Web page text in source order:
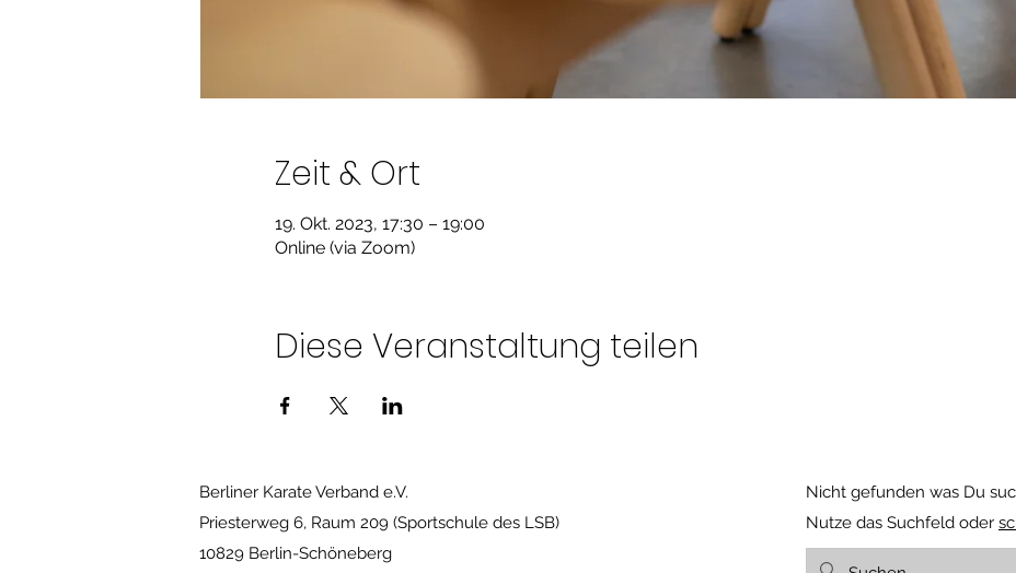
Zeit & Ort
19. Okt. 2023, 17:30 – 19:00
Online (via Zoom)
Diese Veranstaltung teilen
Berliner Karate Verband e.V.
Priesterweg 6, Raum 209 (Sportschule des LSB)
10829 Berlin-Schöneberg
Nicht gefunden was Du
Nutze das Suchfeld oder